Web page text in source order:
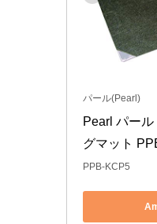
パール(Pearl)
Pearl パー
グマット
PPB-KCP5